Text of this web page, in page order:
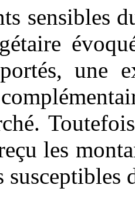
sensibles
une
les
susceptibles